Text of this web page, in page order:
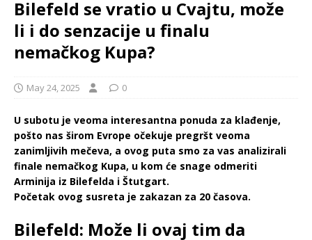
Bilefeld se vratio u Cvajtu, može
li i do senzacije u finalu
nemačkog Kupa?
May 24, 2025 0
U subotu je veoma interesantna ponuda za klađenje,
pošto nas širom Evrope očekuje pregršt veoma
zanimljivih mečeva, a ovog puta smo za vas analizirali
finale nemačkog Kupa, u kom će snage odmeriti
Arminija iz Bilefelda i Štutgart.
Početak ovog susreta je zakazan za 20 časova.
Bilefeld: Može li ovaj tim da